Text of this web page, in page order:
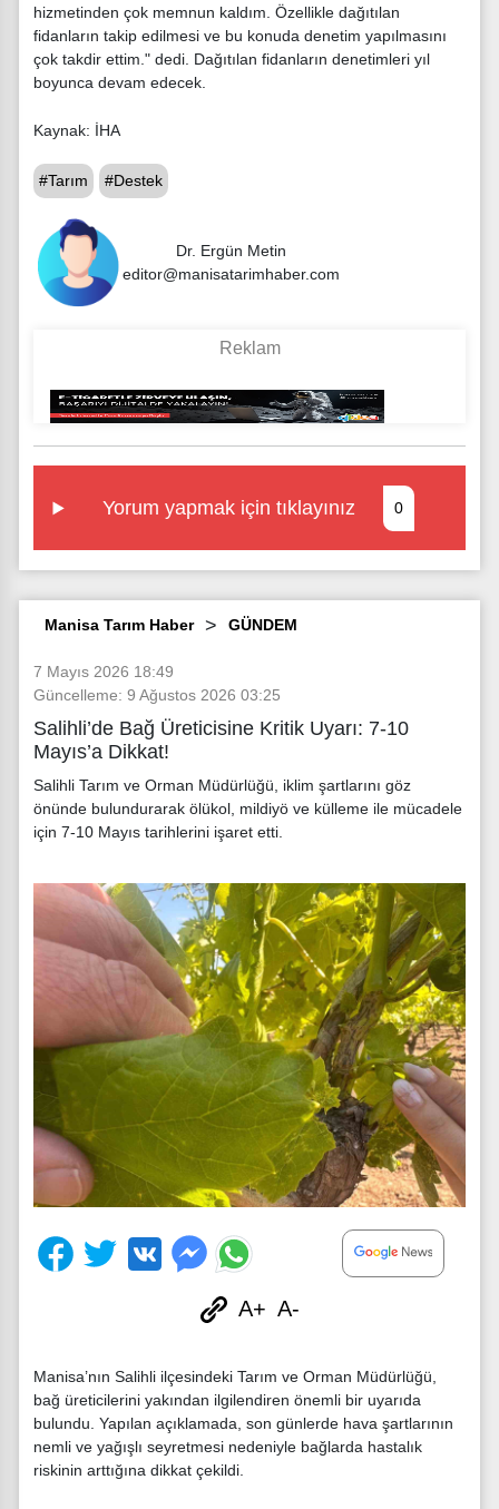
hizmetinden çok memnun kaldım. Özellikle dağıtılan
fidanların takip edilmesi ve bu konuda denetim yapılmasını
çok takdir ettim." dedi. Dağıtılan fidanların denetimleri yıl
boyunca devam edecek.
Kaynak: İHA
#Tarım #Destek
Dr. Ergün Metin
editor@manisatarimhaber.com
Yorum yapmak için tıklayınız 0
Manisa Tarım Haber GÜNDEM
7 Mayıs 2026 18:49
Güncelleme: 9 Ağustos 2026 03:25
Salihli’de Bağ Üreticisine Kritik Uyarı: 7-10
Mayıs’a Dikkat!
Salihli Tarım ve Orman Müdürlüğü, iklim şartlarını göz
önünde bulundurarak ölükol, mildiyö ve külleme ile mücadele
için 7-10 Mayıs tarihlerini işaret etti.
A+ A-
Manisa’nın Salihli ilçesindeki Tarım ve Orman Müdürlüğü,
bağ üreticilerini yakından ilgilendiren önemli bir uyarıda
bulundu. Yapılan açıklamada, son günlerde hava şartlarının
nemli ve yağışlı seyretmesi nedeniyle bağlarda hastalık
riskinin arttığına dikkat çekildi.